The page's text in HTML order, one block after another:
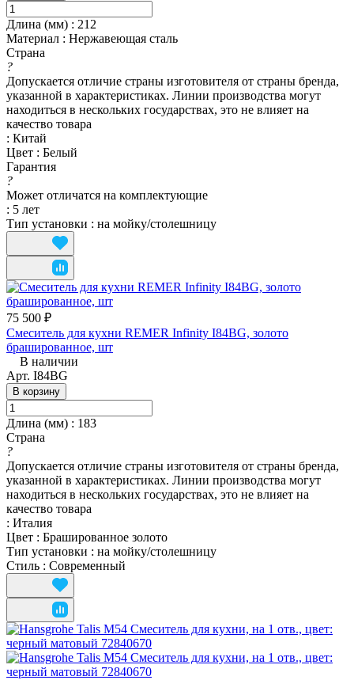
Длина (мм) : 212
Материал : Нержавеющая сталь
Страна
?
Допускается отличие страны изготовителя от страны бренда,
указанной в характеристиках. Линии производства могут
находиться в нескольких государствах, это не влияет на
качество товара
: Китай
Цвет : Белый
Гарантия
?
Может отличатся на комплектующие
: 5 лет
Тип установки : на мойку/столешницу
75 500 ₽
Смеситель для кухни REMER Infinity I84BG, золото
брашированное, шт
В наличии
Арт. I84BG
В корзину
Длина (мм) : 183
Страна
?
Допускается отличие страны изготовителя от страны бренда,
указанной в характеристиках. Линии производства могут
находиться в нескольких государствах, это не влияет на
качество товара
: Италия
Цвет : Брашированное золото
Тип установки : на мойку/столешницу
Стиль : Современный